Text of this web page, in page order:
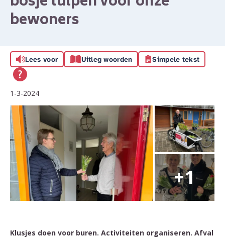
bewoners
Lees voor Uitleg woorden Simpele tekst
1-3-2024
Klusjes doen voor buren. Activiteiten organiseren. Afval